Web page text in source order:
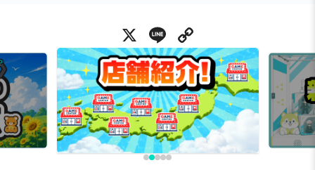
X Line